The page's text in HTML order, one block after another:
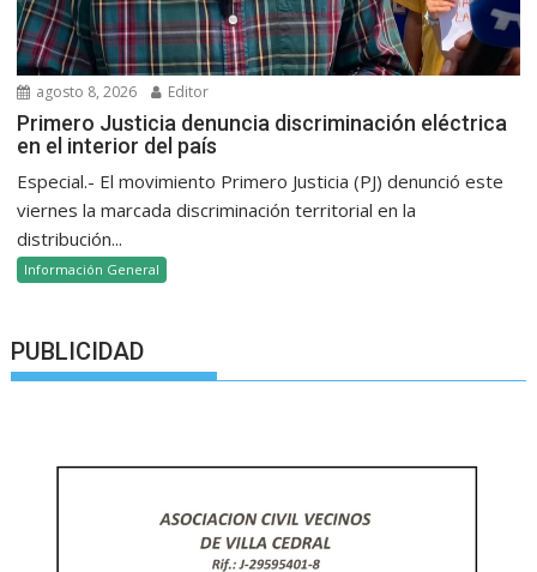
agosto 8, 2026 Editor
Primero Justicia denuncia discriminación eléctrica
en el interior del país
Especial.- El movimiento Primero Justicia (PJ) denunció este
viernes la marcada discriminación territorial en la
distribución...
Información General
PUBLICIDAD